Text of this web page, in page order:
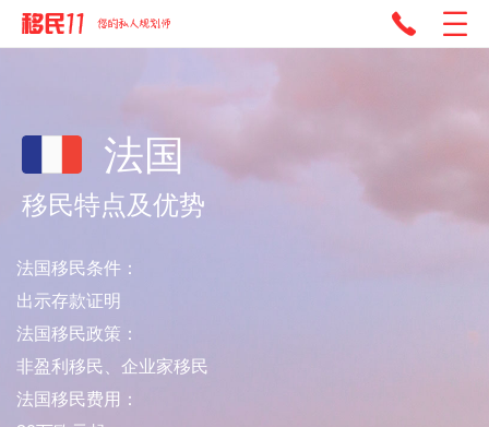
法国
移民特点及优势
法国移民条件：
出示存款证明
法国移民政策：
非盈利移民、企业家移民
法国移民费用：